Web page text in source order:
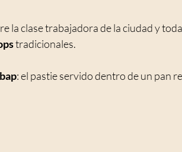
la clase trabajadora de la ciudad y
tradicionales.
: el pastie servido dentro de un pan